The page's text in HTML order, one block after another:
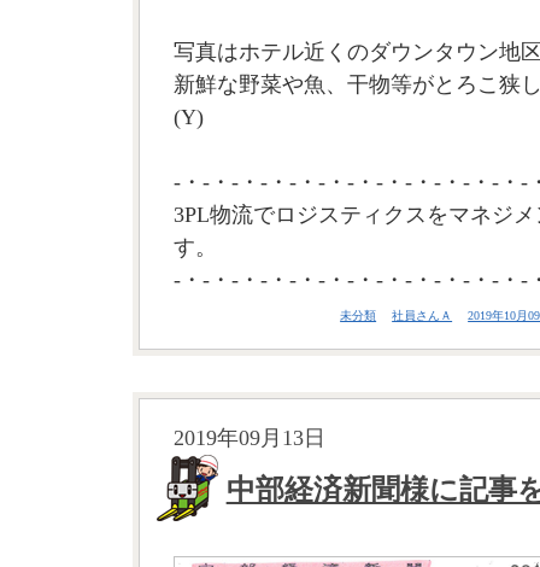
写真はホテル近くのダウンタウン地
新鮮な野菜や魚、干物等がとろこ狭
(Y)
-・-・-・-・-・-・-・-・-・-・-・-・-
3PL物流でロジスティクスをマネジ
す。
-・-・-・-・-・-・-・-・-・-・-・-・-
未分類 社員さんＡ 2019年10月
2019年09月13日
中部経済新聞様に記事